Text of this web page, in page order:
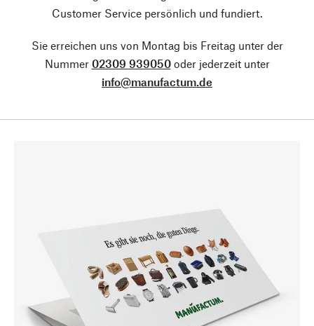
Customer Service persönlich und fundiert.
Sie erreichen uns von Montag bis Freitag unter der
Nummer 02309 939050oder jederzeit unter
info@manufactum.de